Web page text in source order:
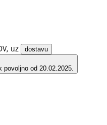
uz dostavu
povoljno od 20.02.2025.